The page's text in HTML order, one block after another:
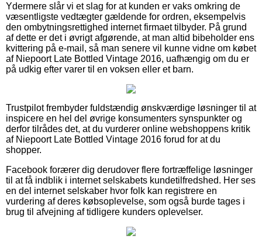
Ydermere slår vi et slag for at kunden er vaks omkring de
væsentligste vedtægter gældende for ordren, eksempelvis
den ombytningsrettighed internet firmaet tilbyder. På grund
af dette er det i øvrigt afgørende, at man altid bibeholder ens
kvittering på e-mail, så man senere vil kunne vidne om købet
af Niepoort Late Bottled Vintage 2016, uafhængig om du er
på udkig efter varer til en voksen eller et barn.
Trustpilot frembyder fuldstændig ønskværdige løsninger til at
inspicere en hel del øvrige konsumenters synspunkter og
derfor tilrådes det, at du vurderer online webshoppens kritik
af Niepoort Late Bottled Vintage 2016 forud for at du
shopper.
Facebook forærer dig derudover flere fortræffelige løsninger
til at få indblik i internet selskabets kundetilfredshed. Her ses
en del internet selskaber hvor folk kan registrere en
vurdering af deres købsoplevelse, som også burde tages i
brug til afvejning af tidligere kunders oplevelser.